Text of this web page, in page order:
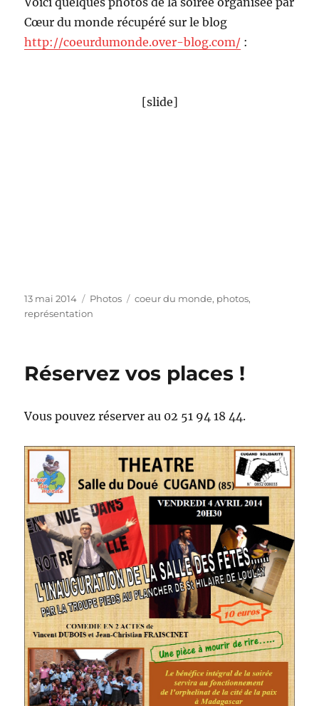
Cœur du monde récupéré sur le blog
http://coeurdumonde.over-blog.com/ :
[slide]
Publié
le
13 mai 2014 Catégories
Photos Étiquettes
coeur du monde, photos,
représentation
Réservez vos places !
Vous pouvez réserver au 02 51 94 18 44.